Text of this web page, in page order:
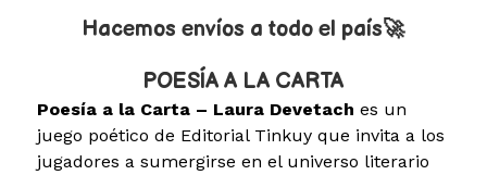
Hacemos envíos a todo el país🚀
POESÍA A LA CARTA
Poesía a la Carta – Laura Devetach es un
juego poético de Editorial Tinkuy que invita a los
jugadores a sumergirse en el universo literario